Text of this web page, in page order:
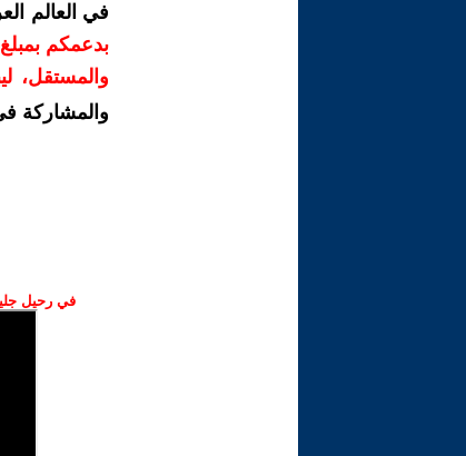
في العالم
والمستقل،
والمشاركة
في رحيل